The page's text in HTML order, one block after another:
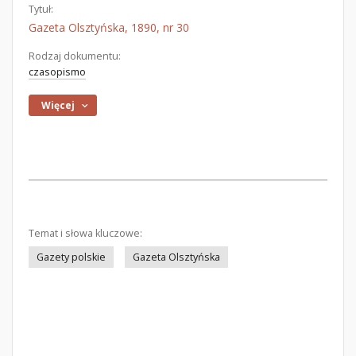
Tytuł:
Gazeta Olsztyńska, 1890, nr 30
Rodzaj dokumentu:
czasopismo
Więcej
Temat i słowa kluczowe:
Gazety polskie
Gazeta Olsztyńska